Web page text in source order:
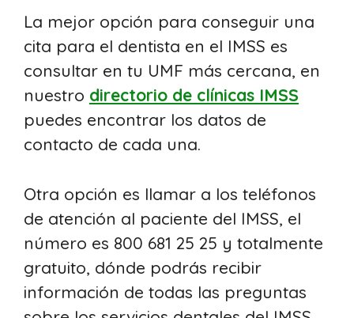
La mejor opción para conseguir una
cita para el dentista en el IMSS es
consultar en tu UMF más cercana, en
nuestro directorio de clínicas IMSS
puedes encontrar los datos de
contacto de cada una.
Otra opción es llamar a los teléfonos
de atención al paciente del IMSS, el
número es 800 681 25 25 y totalmente
gratuito, dónde podrás recibir
información de todas las preguntas